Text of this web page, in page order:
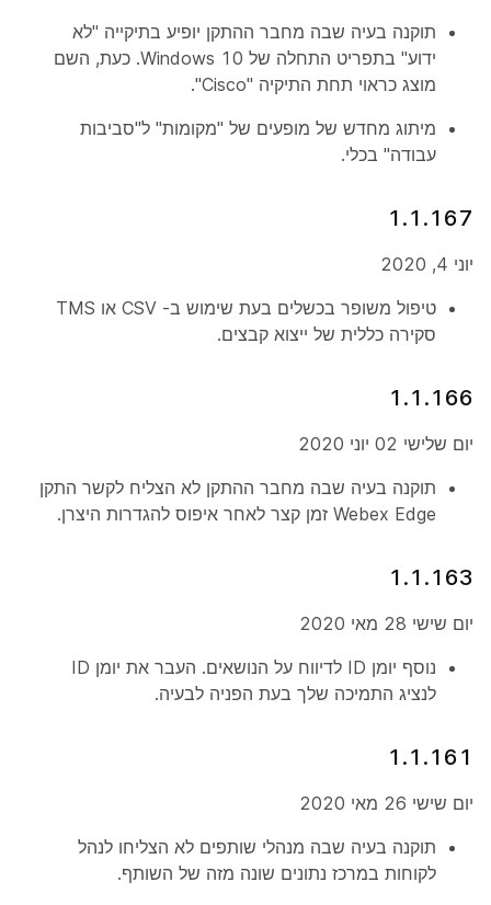
תוקנה בעיה שבה מחבר ההתקן יופיע בתיקייה "לא
ידוע" בתפריט התחלה של Windows 10. כעת, השם
מוצג כראוי תחת התיקיה "Cisco".
מיתוג מחדש של מופעים של "מקומות" ל"סביבות
עבודה" בכלי.
1.1.167
יוני 4, 2020
טיפול משופר בכשלים בעת שימוש ב- CSV או TMS
סקירה כללית של ייצוא קבצים.
1.1.166
יום שלישי 02 יוני 2020
תוקנה בעיה שבה מחבר ההתקן לא הצליח לקשר התקן
Webex Edge זמן קצר לאחר איפוס להגדרות היצרן.
1.1.163
יום שישי 28 מאי 2020
נוסף יומן ID לדיווח על הנושאים. העבר את יומן ID
לנציג התמיכה שלך בעת הפניה לבעיה.
1.1.161
יום שישי 26 מאי 2020
תוקנה בעיה שבה מנהלי שותפים לא הצליחו לנהל
לקוחות במרכז נתונים שונה מזה של השותף.